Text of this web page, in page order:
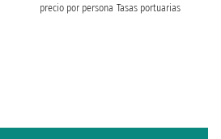
precio por persona Tasas portuarias